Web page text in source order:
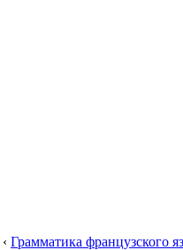
‹ Грамматика французского